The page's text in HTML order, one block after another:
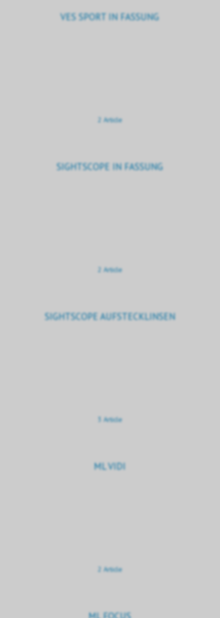
VES SPORT IN FASSUNG
2 Article
SIGHTSCOPE IN FASSUNG
2 Article
SIGHTSCOPE AUFSTECKLINSEN
3 Article
ML VIDI
2 Article